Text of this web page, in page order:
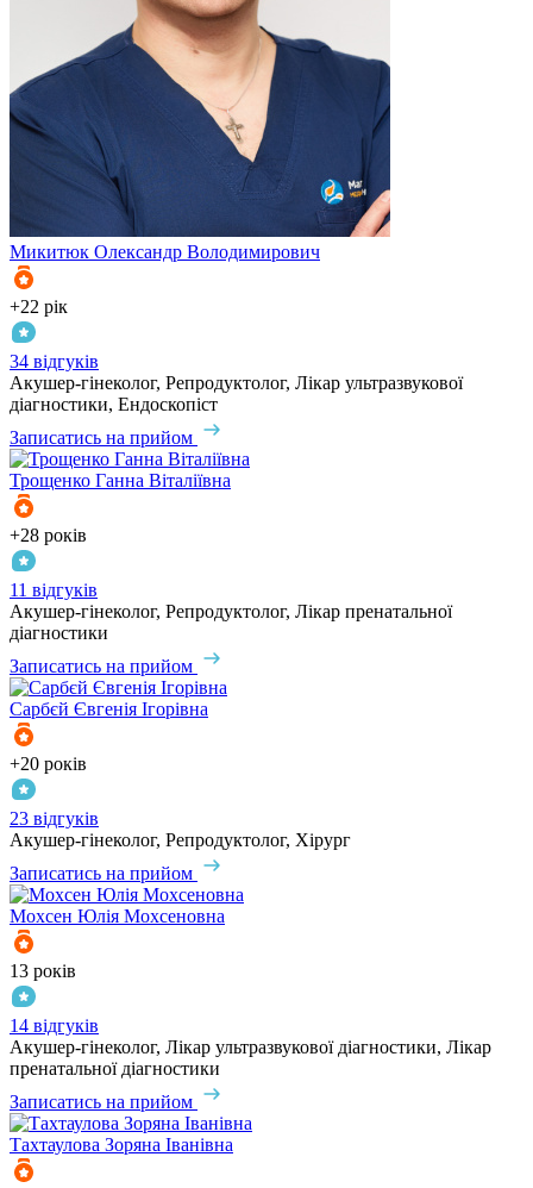
Микитюк Олександр Володимирович
+22 рік
34 відгуків
Акушер-гінеколог, Репродуктолог, Лікар ультразвукової
діагностики, Ендоскопіст
Записатись на прийом
Трощенко Ганна Віталіївна
+28 років
11 відгуків
Акушер-гінеколог, Репродуктолог, Лікар пренатальної
діагностики
Записатись на прийом
Сарбєй Євгенія Ігорівна
+20 років
23 відгуків
Акушер-гінеколог, Репродуктолог, Хірург
Записатись на прийом
Мохсен Юлія Мохсеновна
13 років
14 відгуків
Акушер-гінеколог, Лікар ультразвукової діагностики, Лікар
пренатальної діагностики
Записатись на прийом
Тахтаулова Зоряна Іванівна